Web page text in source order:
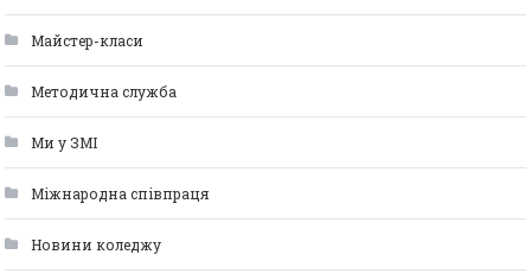
Майстер-класи
Методична служба
Ми у ЗМІ
Міжнародна співпраця
Новини коледжу